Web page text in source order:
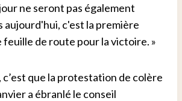
ne seront pas également
aujourd'hui, c'est la première
de route pour la victoire. »
c’est que la protestation de colère
a ébranlé le conseil